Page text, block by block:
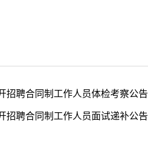
招聘合同制工作人员体检考察公告
招聘合同制工作人员面试递补公告